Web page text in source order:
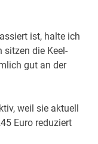
ist, halte ich
die Keel-
gut an der
weil sie aktuell
Euro reduziert